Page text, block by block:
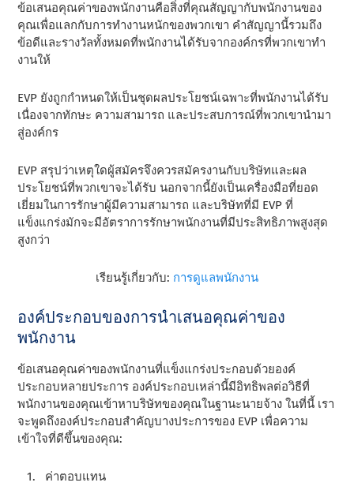
ข้อเสนอคุณค่าของพนักงานคือสิ่งที่คุณสัญญากับพนักงานของ
คุณเพื่อแลกกับการทํางานหนักของพวกเขา คําสัญญานี้รวมถึง
ข้อดีและรางวัลทั้งหมดที่พนักงานได้รับจากองค์กรที่พวกเขาทํา
งานให้
EVP ยังถูกกําหนดให้เป็นชุดผลประโยชน์เฉพาะที่พนักงานได้รับ
เนื่องจากทักษะ ความสามารถ และประสบการณ์ที่พวกเขานํามา
สู่องค์กร
EVP สรุปว่าเหตุใดผู้สมัครจึงควรสมัครงานกับบริษัทและผล
ประโยชน์ที่พวกเขาจะได้รับ นอกจากนี้ยังเป็นเครื่องมือที่ยอด
เยี่ยมในการรักษาผู้มีความสามารถ และบริษัทที่มี EVP ที่
แข็งแกร่งมักจะมีอัตราการรักษาพนักงานที่มีประสิทธิภาพสูงสุด
สูงกว่า
เรียนรู้เกี่ยวกับ: การดูแลพนักงาน
องค์ประกอบของการนําเสนอคุณค่าของ
พนักงาน
ข้อเสนอคุณค่าของพนักงานที่แข็งแกร่งประกอบด้วยองค์
ประกอบหลายประการ องค์ประกอบเหล่านี้มีอิทธิพลต่อวิธีที่
พนักงานของคุณเข้าหาบริษัทของคุณในฐานะนายจ้าง ในที่นี้ เรา
จะพูดถึงองค์ประกอบสําคัญบางประการของ EVP เพื่อความ
เข้าใจที่ดีขึ้นของคุณ:
ค่าตอบแทน